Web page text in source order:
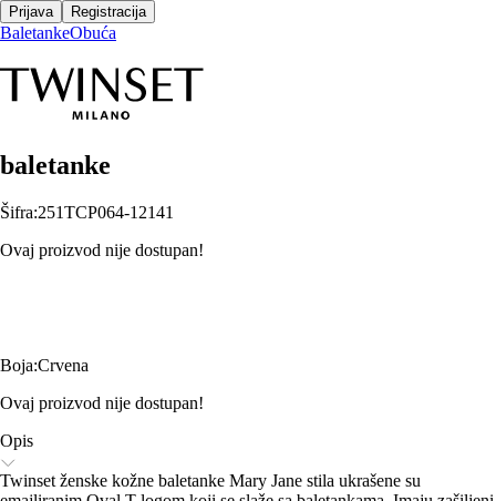
Prijava Registracija
BaletankeObuća
baletanke
Šifra:251TCP064-12141
Ovaj proizvod nije dostupan!
Boja:Crvena
Ovaj proizvod nije dostupan!
Opis
Twinset ženske kožne baletanke Mary Jane stila ukrašene su